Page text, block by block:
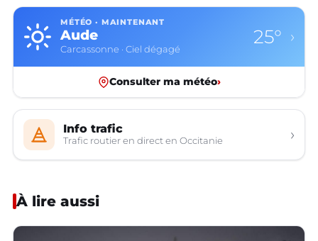
MÉTÉO · MAINTENANT
Aude
Carcassonne · Ciel dégagé
25° ›
Consulter ma météo›
Info trafic
Trafic routier en direct en Occitanie ›
À lire aussi